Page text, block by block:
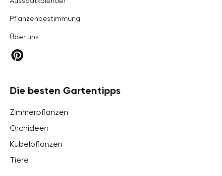
Pflanzenbestimmung
Über uns
Die besten Gartentipps
Zimmerpflanzen
Orchideen
Kübelpflanzen
Tiere